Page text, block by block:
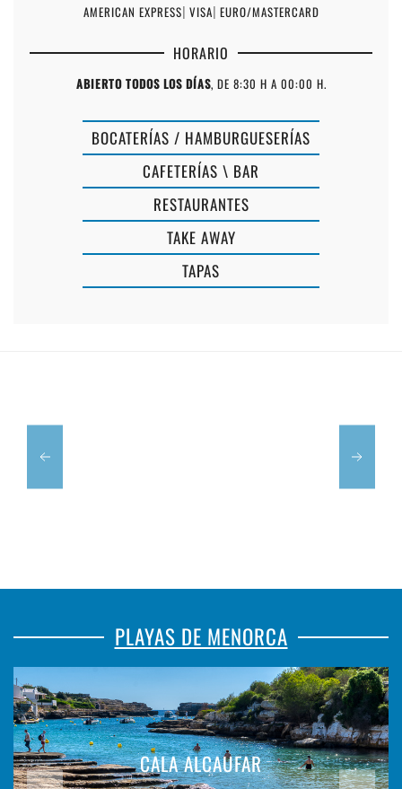
AMERICAN EXPRESS| VISA| EURO/MASTERCARD
HORARIO
ABIERTO TODOS LOS DÍAS, DE 8:30 H A 00:00 H.
BOCATERÍAS / HAMBURGUESERÍAS
CAFETERÍAS \ BAR
RESTAURANTES
TAKE AWAY
TAPAS
THE
CARDAMOM
PLAYAS DE MENORCA
CALA ALCAUFAR